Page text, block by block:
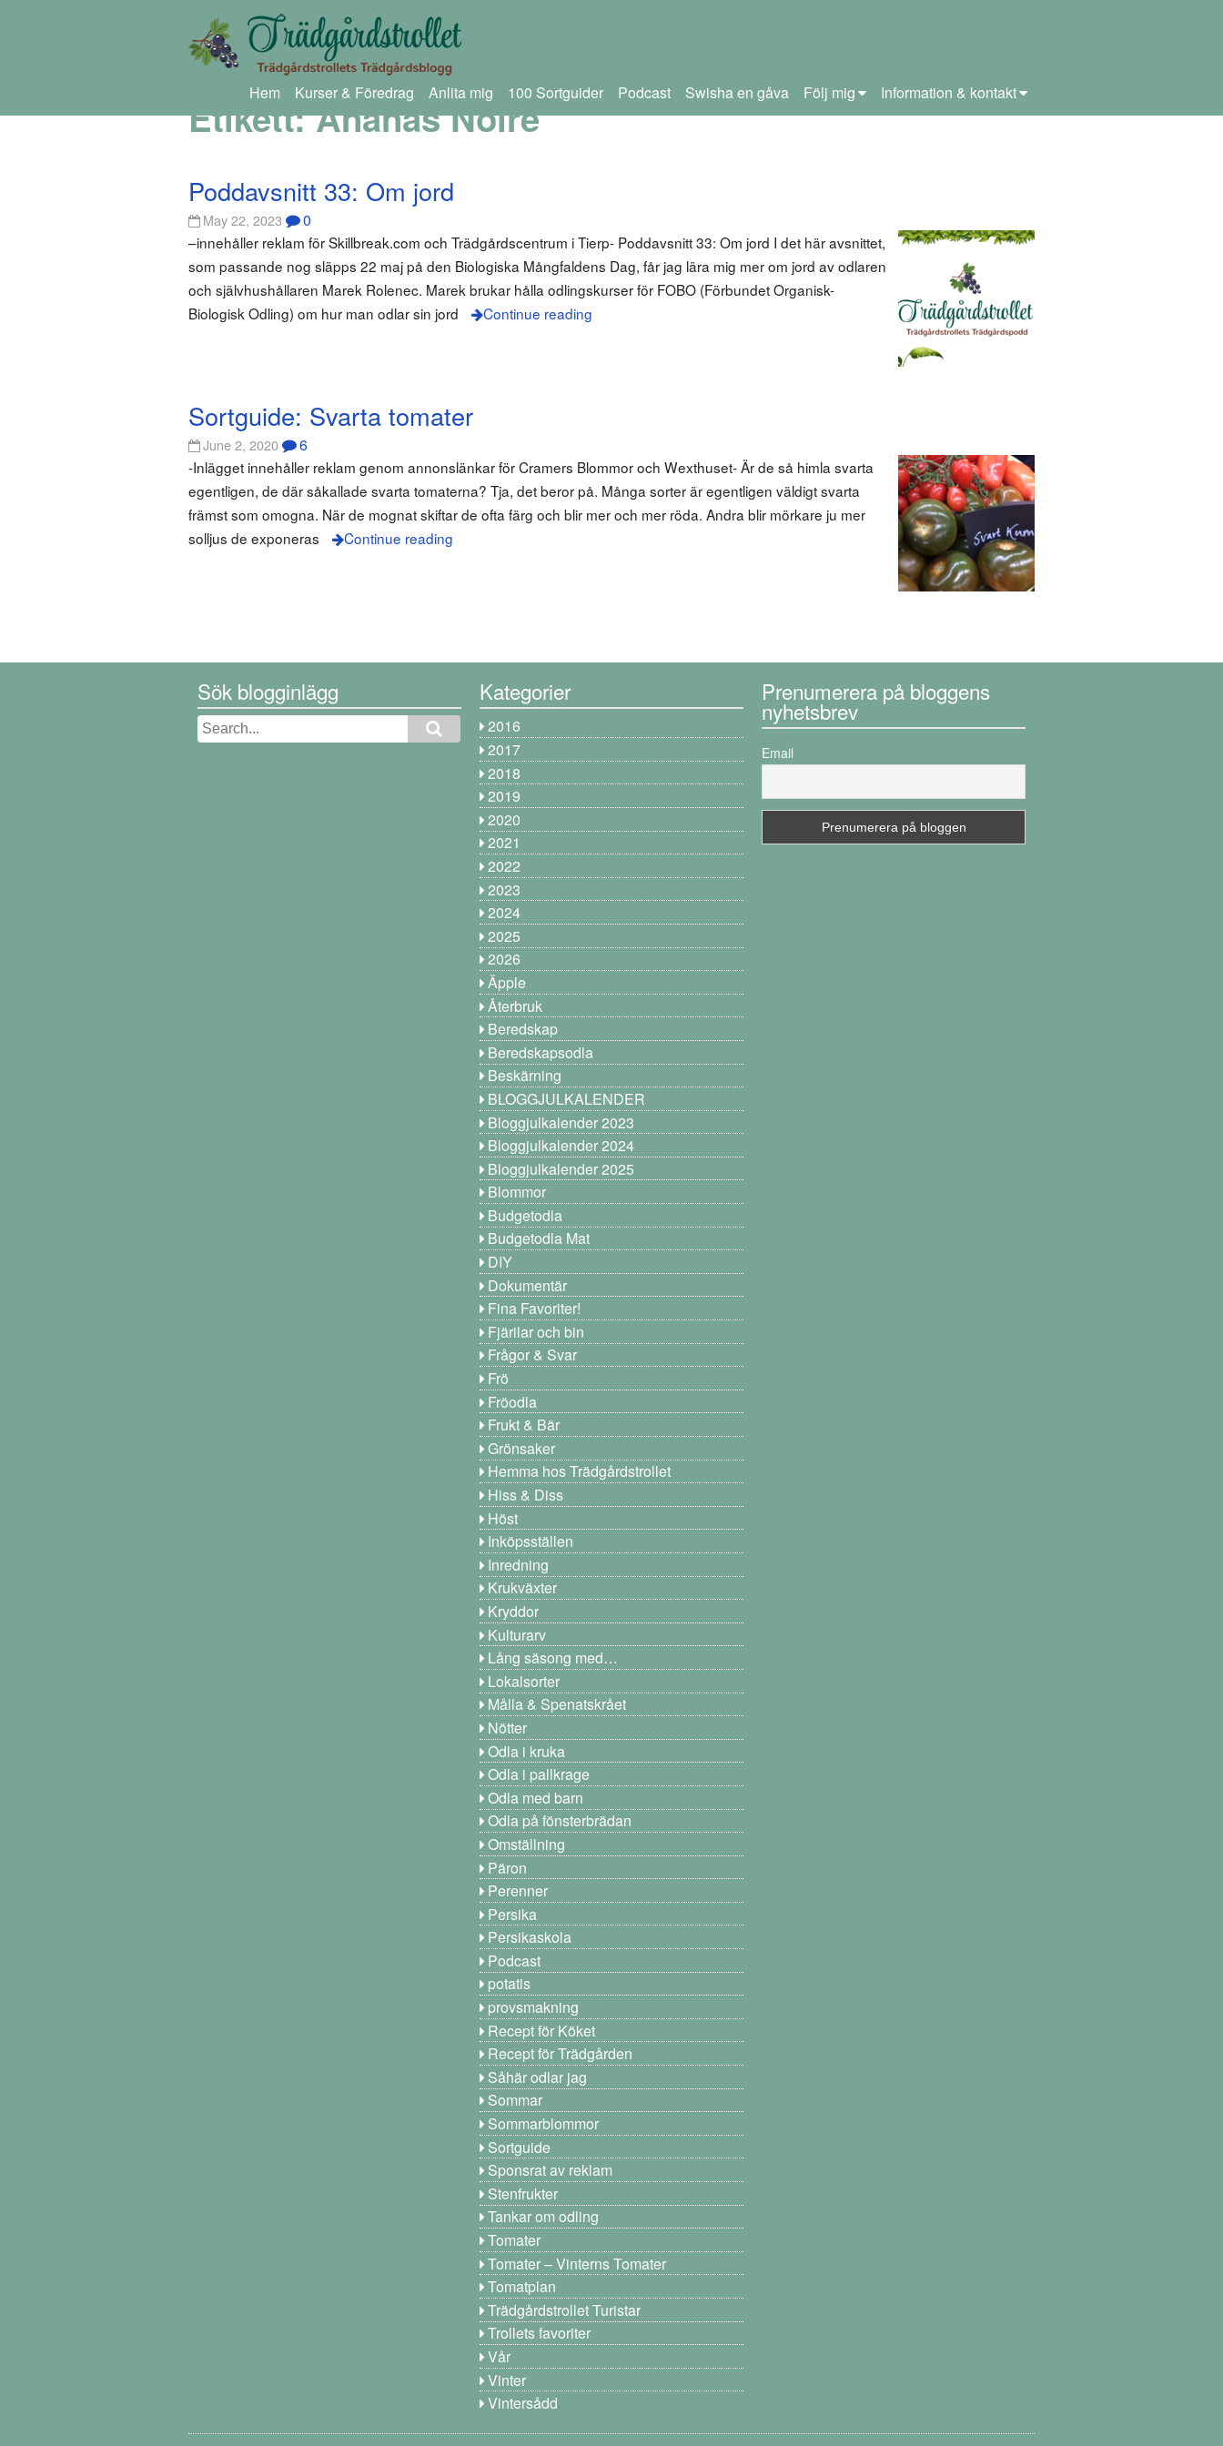
Hem Kurser & Föredrag Anlita mig 100 Sortguider Podcast Swisha en gåva Följ mig Information & kontakt
Etikett:Ananas Noire
Poddavsnitt 33: Om jord
May 22, 2023 0
–innehåller reklam för Skillbreak.com och Trädgårdscentrum i Tierp- Poddavsnitt 33: Om jord I det här avsnittet,
som passande nog släpps 22 maj på den Biologiska Mångfaldens Dag, får jag lära mig mer om jord av odlaren
och självhushållaren Marek Rolenec. Marek brukar hålla odlingskurser för FOBO (Förbundet Organisk-
Biologisk Odling) om hur man odlar sin jord
Continue reading
Sortguide: Svarta tomater
June 2, 2020 6
-Inlägget innehåller reklam genom annonslänkar för Cramers Blommor och Wexthuset- Är de så himla svarta
egentligen, de där såkallade svarta tomaterna? Tja, det beror på. Många sorter är egentligen väldigt svarta
främst som omogna. När de mognat skiftar de ofta färg och blir mer och mer röda. Andra blir mörkare ju mer
solljus de exponeras
Continue reading
Sök blogginlägg Kategorier
2016
2017
2018
2019
2020
2021
2022
2023
2024
2025
2026
Äpple
Återbruk
Beredskap
Beredskapsodla
Beskärning
BLOGGJULKALENDER
Bloggjulkalender 2023
Bloggjulkalender 2024
Bloggjulkalender 2025
Blommor
Budgetodla
Budgetodla Mat
DIY
Dokumentär
Fina Favoriter!
Fjärilar och bin
Frågor & Svar
Frö
Fröodla
Frukt & Bär
Grönsaker
Hemma hos Trädgårdstrollet
Hiss & Diss
Höst
Inköpsställen
Inredning
Krukväxter
Kryddor
Kulturarv
Lång säsong med…
Lokalsorter
Målla & Spenatskrået
Nötter
Odla i kruka
Odla i pallkrage
Odla med barn
Odla på fönsterbrädan
Omställning
Päron
Perenner
Persika
Persikaskola
Podcast
potatis
provsmakning
Recept för Köket
Recept för Trädgården
Såhär odlar jag
Sommar
Sommarblommor
Sortguide
Sponsrat av reklam
Stenfrukter
Tankar om odling
Tomater
Tomater – Vinterns Tomater
Tomatplan
Trädgårdstrollet Turistar
Trollets favoriter
Vår
Vinter
Vintersådd
Prenumerera på bloggens
nyhetsbrev
Email